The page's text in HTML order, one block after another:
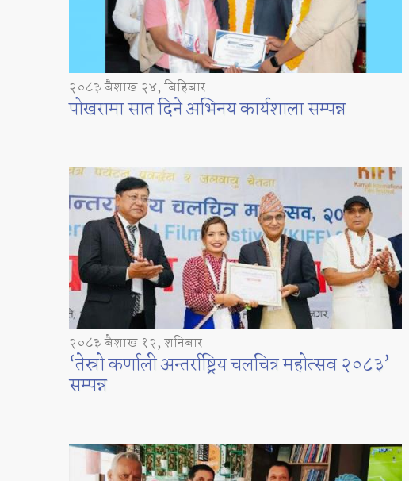
२०८३ बैशाख २४, बिहिबार
पोखरामा सात दिने अभिनय कार्यशाला सम्पन्न
२०८३ बैशाख १२, शनिबार
‘तेस्रो कर्णाली अन्तर्राष्ट्रिय चलचित्र महोत्सव २०८३’
सम्पन्न